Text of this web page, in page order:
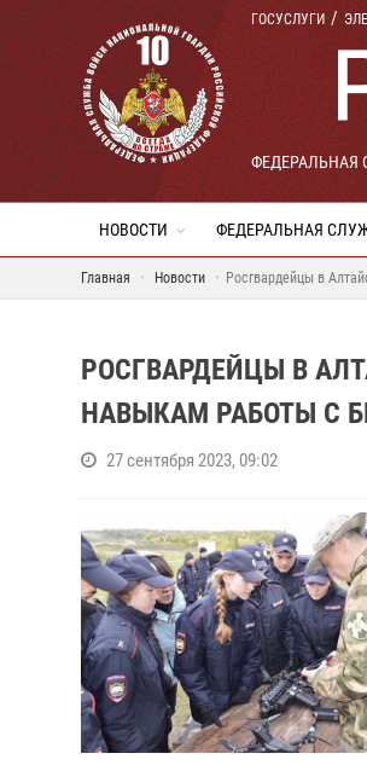
ГОСУСЛУГИ
ФЕДЕРАЛЬНАЯ
НОВОСТИ ФЕДЕРАЛЬНАЯ
Главная Новости Росгвардейцы в
РОСГВАРДЕЙЦЫ В
НАВЫКАМ РАБОТЫ С
27 сентября 2023, 09:02